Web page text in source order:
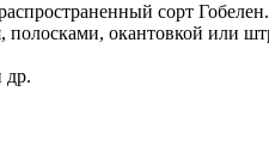
сорт Гобелен.
полосками, окантовкой или
др.